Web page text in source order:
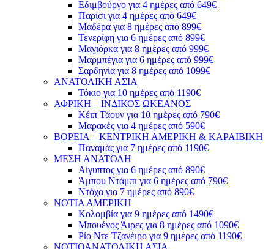
Εδιμβούργο για 4 ημέρες από 649€
Παρίσι για 4 ημέρες από 649€
Μαδέρα για 8 ημέρες από 899€
Τενερίφη για 6 ημέρες από 899€
Μαγιόρκα για 8 ημέρες από 999€
Μαρμπέγια για 6 ημέρες από 999€
Σαρδηνία για 8 ημέρες από 1099€
ΑΝΑΤΟΛΙΚΗ ΑΣΙΑ
Τόκιο για 10 ημέρες από 1190€
ΑΦΡΙΚΗ – ΙΝΔΙΚΟΣ ΩΚΕΑΝΟΣ
Κέιπ Τάουν για 10 ημέρες από 790€
Μαρακές για 4 ημέρες από 590€
ΒΟΡΕΙΑ – ΚΕΝΤΡΙΚΗ ΑΜΕΡΙΚΗ & ΚΑΡΑΙΒΙΚΗ
Παναμάς για 7 ημέρες από 1190€
ΜΕΣΗ ΑΝΑΤΟΛΗ
Αίγυπτος για 6 ημέρες από 890€
Άμπου Ντάμπι για 6 ημέρες από 790€
Ντόχα για 7 ημέρες από 890€
ΝΟΤΙΑ ΑΜΕΡΙΚΗ
Κολομβία για 9 ημέρες από 1490€
Μπουένος Άιρες για 8 ημέρες από 1090€
Ρίο Ντε Τζανέιρο για 9 ημέρες από 1190€
ΝΟΤΙΟΑΝΑΤΟΛΙΚΗ ΑΣΙΑ